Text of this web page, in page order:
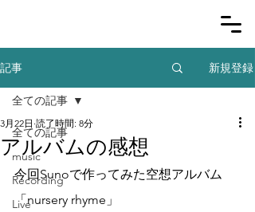
記事 新規登録
全ての記事
music
Recording
Live
全ての記事
アルバムの感想
3月22日 読了時間: 8分
今回Sunoで作ってみた空想アルバム
「nursery rhyme」